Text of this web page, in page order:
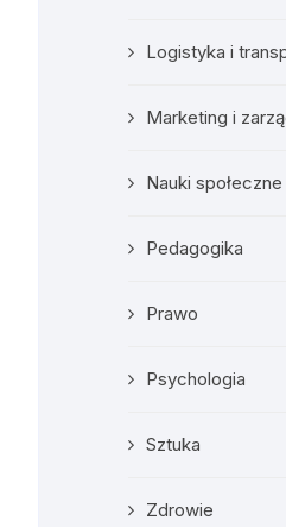
Logistyka i
Marketing i
Nauki społeczne
Pedagogika
Prawo
Psychologia
Sztuka
Zdrowie